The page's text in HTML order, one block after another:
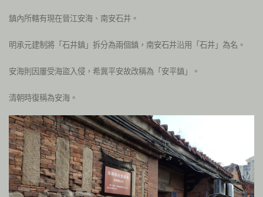
鎮內所轄有現在晉江安海、南安石井。
明承元建制將 「石井鎮」 拆分為兩個鎮，南安石井沿用「石井」為名。
安海則因屢受海盜入侵，希冀平安故改稱為「安平鎮」。
清朝時復稱為安海。